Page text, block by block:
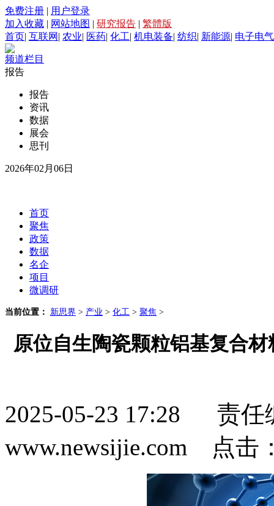
免费注册 | 用户登录
加入收藏 | 网站地图 | 研究报告 | 繁體版
首页| 互联网 | 农业| 医药| 化工| 机电装备| 纺织| 新能源| 电子电气
频道栏目
报告
报告
资讯
数据
展会
思刊
2026年02月06日
首页
聚焦
政策
数据
名企
项目
微调研
当前位置： 新思界 > 产业 > 化工 > 聚焦 >
原位自生陶瓷颗粒铝基复合
2025-05-23 17:28 责
www.newsijie.com 点击